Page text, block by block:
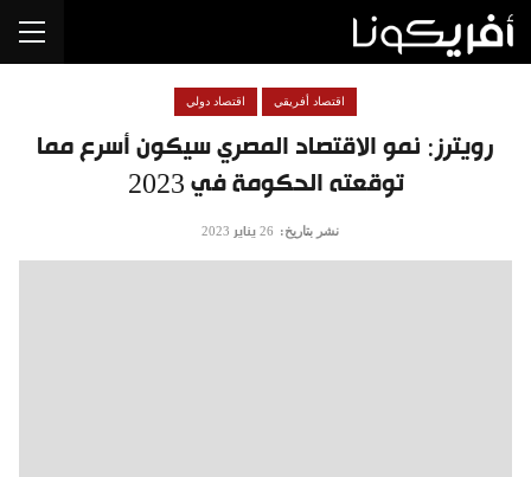
رويترز: نمو الاقتصاد المصري سيكون أسرع مما
توقعته الحكومة في 2023
اقتصاد أفريقي اقتصاد دولي
نشر بتاريخ: 26 يناير 2023